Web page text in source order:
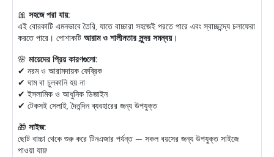
🎀 সহজে পরা যায়:
এই বোরকাটি এমনভাবে তৈরি, যাতে বাচ্চারা সহজেই পরতে পারে এবং স্বাচ্ছন্দ্যে চলাফেরা
করতে পারে। পোশাকটি আরাম ও শালীনতার সুন্দর সমন্বয়।
🌸 মায়েদের প্রিয় কারণগুলো:
✔ নরম ও আরামদায়ক ফেব্রিক
✔ ঘাম বা চুলকানি হয় না
✔ ইসলামিক ও আধুনিক ডিজাইন
✔ টেকসই সেলাই, দৈনন্দিন ব্যবহারের জন্য উপযুক্ত
🎁 সাইজ:
ছোট বাচ্চা থেকে শুরু করে টিনএজার পর্যন্ত — সকল বয়সের জন্য উপযুক্ত সাইজে
পাওয়া যায়!